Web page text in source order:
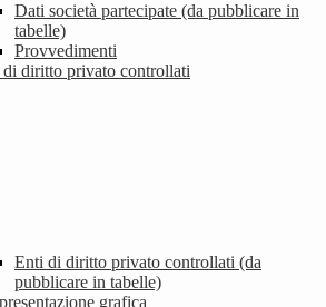
Dati società partecipate (da pubblicare in
tabelle)
Provvedimenti
diritto privato controllati
Enti di diritto privato controllati (da
pubblicare in tabelle)
grafica